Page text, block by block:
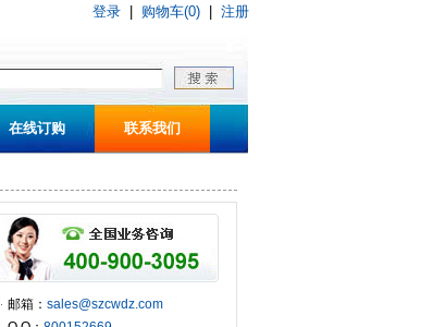
登录 购物车(0) 注册
在线订购 联系我们
邮箱： sales@szcwdz.com